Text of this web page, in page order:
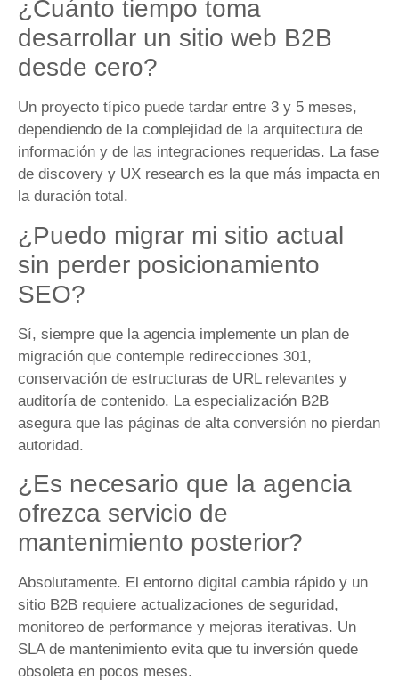
¿Cuánto tiempo toma
desarrollar un sitio web B2B
desde cero?
Un proyecto típico puede tardar entre 3 y 5 meses,
dependiendo de la complejidad de la arquitectura de
información y de las integraciones requeridas. La fase
de discovery y UX research es la que más impacta en
la duración total.
¿Puedo migrar mi sitio actual
sin perder posicionamiento
SEO?
Sí, siempre que la agencia implemente un plan de
migración que contemple redirecciones 301,
conservación de estructuras de URL relevantes y
auditoría de contenido. La especialización B2B
asegura que las páginas de alta conversión no pierdan
autoridad.
¿Es necesario que la agencia
ofrezca servicio de
mantenimiento posterior?
Absolutamente. El entorno digital cambia rápido y un
sitio B2B requiere actualizaciones de seguridad,
monitoreo de performance y mejoras iterativas. Un
SLA de mantenimiento evita que tu inversión quede
obsoleta en pocos meses.